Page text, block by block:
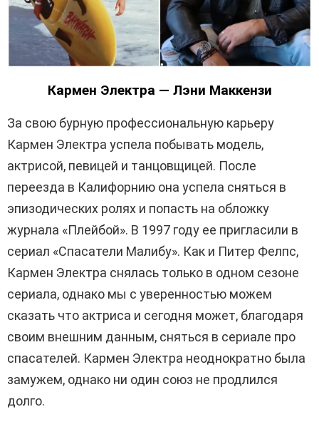
Кармен Электра — Лэни Маккензи
За свою бурную профессиональную карьеру
Кармен Электра успела побывать модель,
актрисой, певицей и танцовщицей. После
переезда в Калифорнию она успела сняться в
эпизодических ролях и попасть на обложку
журнала «Плейбой». В 1997 году ее пригласили в
сериал «Спасатели Малибу». Как и Питер Фелпс,
Кармен Электра снялась только в одном сезоне
сериала, однако мы с уверенностью можем
сказать что актриса и сегодня может, благодаря
своим внешним данным, сняться в сериале про
спасателей. Кармен Электра неоднократно была
замужем, однако ни один союз не продлился
долго.